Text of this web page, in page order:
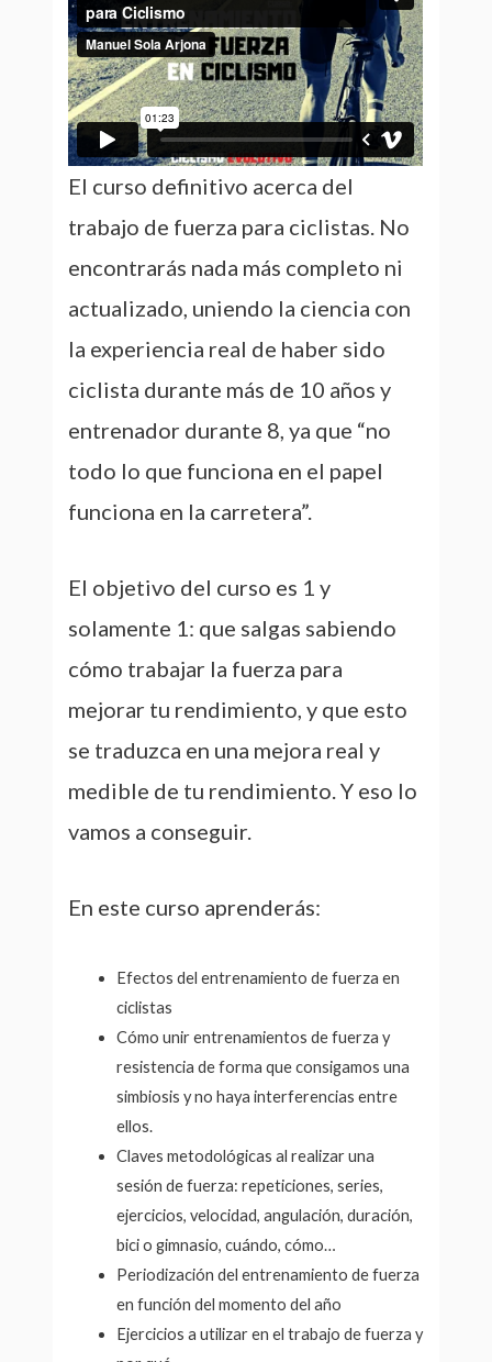
El curso definitivo acerca del
trabajo de fuerza para ciclistas. No
encontrarás nada más completo ni
actualizado, uniendo la ciencia con
la experiencia real de haber sido
ciclista durante más de 10 años y
entrenador durante 8, ya que “no
todo lo que funciona en el papel
funciona en la carretera”.
El objetivo del curso es 1 y
solamente 1: que salgas sabiendo
cómo trabajar la fuerza para
mejorar tu rendimiento, y que esto
se traduzca en una mejora real y
medible de tu rendimiento. Y eso lo
vamos a conseguir.
En este curso aprenderás:
Efectos del entrenamiento de fuerza en
ciclistas
Cómo unir entrenamientos de fuerza y
resistencia de forma que consigamos una
simbiosis y no haya interferencias entre
ellos.
Claves metodológicas al realizar una
sesión de fuerza: repeticiones, series,
ejercicios, velocidad, angulación, duración,
bici o gimnasio, cuándo, cómo…
Periodización del entrenamiento de fuerza
en función del momento del año
Ejercicios a utilizar en el trabajo de fuerza y